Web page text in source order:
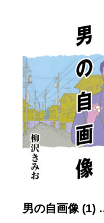
男の自画像 (1)